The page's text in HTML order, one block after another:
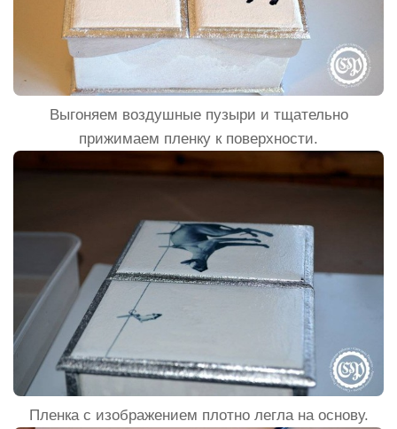
Выгоняем воздушные пузыри и тщательно
прижимаем пленку к поверхности.
Пленка с изображением плотно легла на основу.